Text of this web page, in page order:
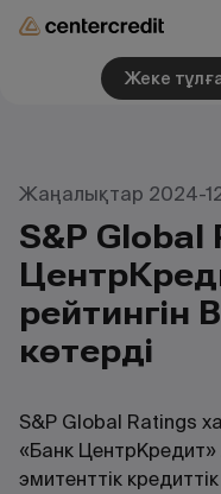
Жеке
Жаңалықтар 2024-
S&P Global
рейтингін
көтерді
S&P Global Ratings
«Банк
эмитенттік